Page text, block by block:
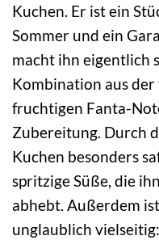
Kuchen. Er ist ein
Sommer und ein
macht ihn eigentlich
Kombination aus
fruchtigen Fanta-
Zubereitung. Durch
Kuchen besonders
spritzige Süße, die
abhebt. Außerdem
unglaublich